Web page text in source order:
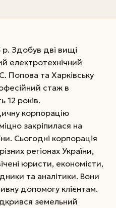
р. Здобув дві вищі
електротехнічний
Попова та Харківську
стаж в
12 років.
корпорацію
закріпилася на
Сьогодні корпорація
регіонах України,
юристи, економісти,
та аналітики. Вони
допомогу клієнтам.
земельний